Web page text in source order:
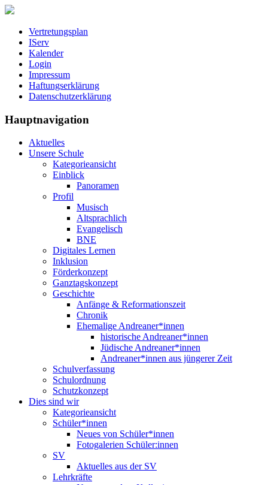
Vertretungsplan
IServ
Kalender
Login
Impressum
Haftungserklärung
Datenschutzerklärung
Hauptnavigation
Aktuelles
Unsere Schule
Kategorieansicht
Einblick
Panoramen
Profil
Musisch
Altsprachlich
Evangelisch
BNE
Digitales Lernen
Inklusion
Förderkonzept
Ganztagskonzept
Geschichte
Anfänge & Reformationszeit
Chronik
Ehemalige Andreaner*innen
historische Andreaner*innen
Jüdische Andreaner*innen
Andreaner*innen aus jüngerer Zeit
Schulverfassung
Schulordnung
Schutzkonzept
Dies sind wir
Kategorieansicht
Schüler*innen
Neues von Schüler*innen
Fotogalerien Schüler:innen
SV
Aktuelles aus der SV
Lehrkräfte